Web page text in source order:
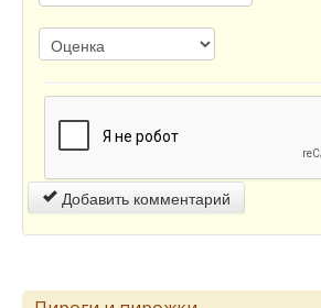
Добавить комментарий